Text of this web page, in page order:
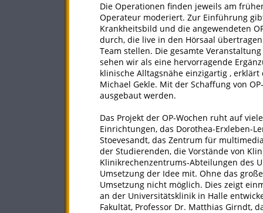
Die Operationen finden jeweils am
Operateur moderiert. Zur Einführung
Krankheitsbild und die angewendeten
durch, die live in den Hörsaal
Team stellen. Die gesamte
sehen wir als eine hervorragende
klinische Alltagsnähe einzigartig ,
Michael Gekle. Mit der Schaffung von
ausgebaut werden.
Das Projekt der OP-Wochen ruht auf
Einrichtungen, das Dorothea-Erxleben-
Stoevesandt, das Zentrum für
der Studierenden, die Vorstände von
Klinikrechenzentrums-Abteilungen des
Umsetzung der Idee mit. Ohne das
Umsetzung nicht möglich. Dies zeigt
an der Universitätsklinik in Halle
Fakultät, Professor Dr. Matthias Girndt,